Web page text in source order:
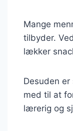
Mange
tilbyder.
lækker
Desuden
med til at
lærerig og